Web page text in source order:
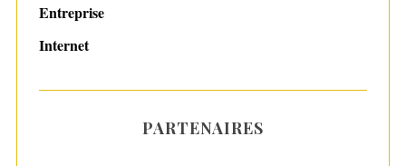
Entreprise
Internet
PARTENAIRES